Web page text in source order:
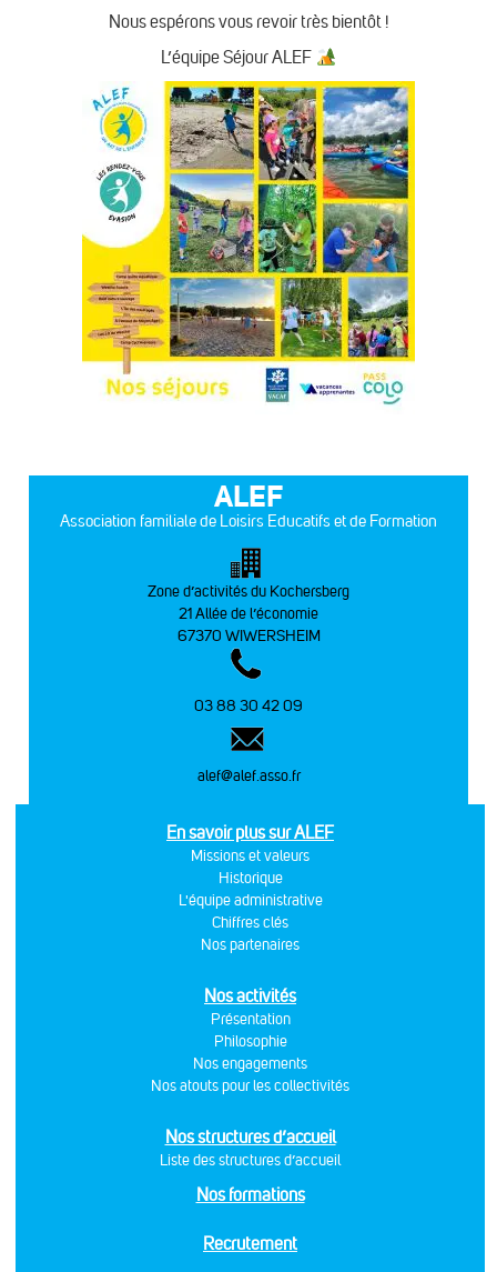
Nous espérons vous revoir très bientôt !
L’équipe Séjour ALEF
ALEF
Association familiale de Loisirs Educatifs et de Formation
Zone d’activités du Kochersberg
21 Allée de l’économie
67370 WIWERSHEIM
03 88 30 42 09
alef@alef.asso.fr
En savoir plus sur ALEF
Missions et valeurs
Historique
L'équipe administrative
Chiffres clés
Nos partenaires
Nos activités
Présentation
Philosophie
Nos engagements
Nos atouts pour les collectivités
Nos structures d’accueil
Liste des structures d’accueil
Nos formations
Recrutement